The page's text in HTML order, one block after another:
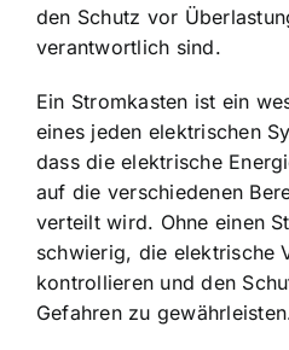
den Schutz vor
verantwortlich sind.
Ein Stromkasten ist ein
eines jeden elektrischen
dass dieelektrische
auf die verschiedenen
verteilt wird. Ohne einen
schwierig, die elektrische
kontrollieren und den
Gefahren zu